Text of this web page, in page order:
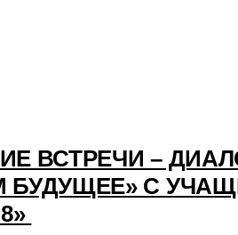
ВСТРЕЧИ –
БУДУЩЕЕ» С